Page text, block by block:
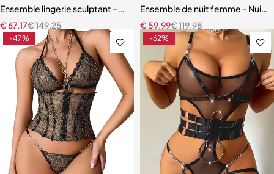
Ensemble lingerie sculptant – Taille ajustée et broderie florale
€149,25
€67,17
Ensemble de nuit femme –
€119,98
€ 59,99
-47% -62%